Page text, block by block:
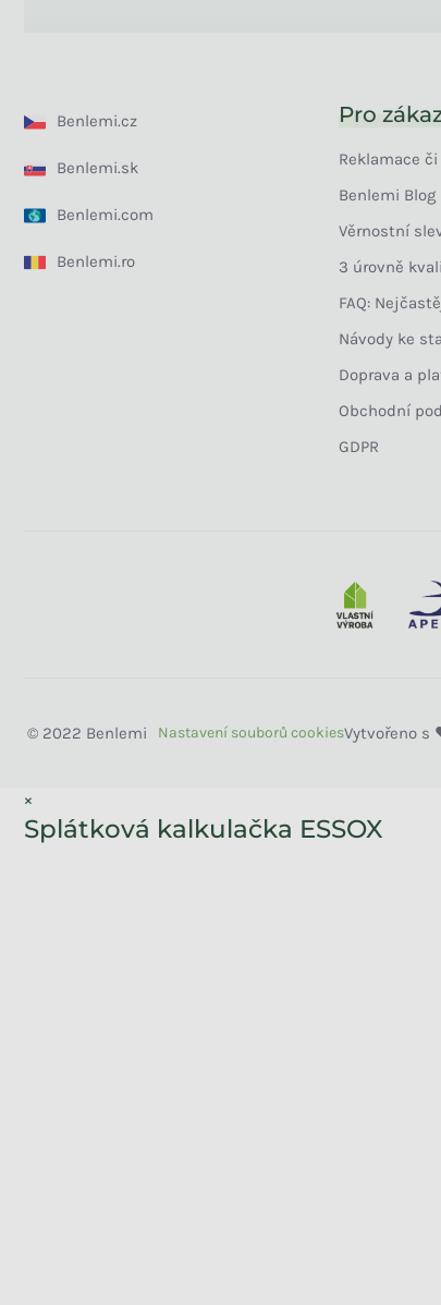
Benlemi.cz
Benlemi.sk
Benlemi.com
Benlemi.ro
Pro
Reklamace
Benlemi Blog
Věrnostní
3 úrovně
FAQ:
Návody ke
Doprava a
Obchodní
GDPR
Benlemi
×
Splátková kalkulačka ESSOX